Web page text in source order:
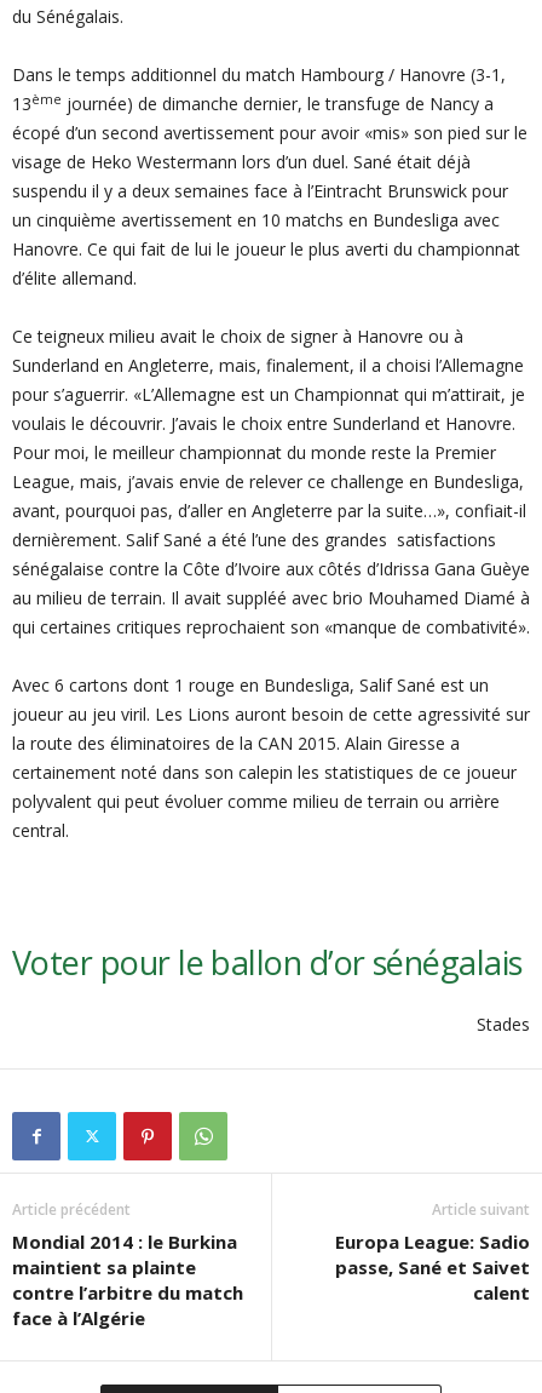
du Sénégalais.
Dans le temps additionnel du match Hambourg / Hanovre (3-1,
13ème journée) de dimanche dernier, le transfuge de Nancy a
écopé d’un second avertissement pour avoir «mis» son pied sur le
visage de Heko Westermann lors d’un duel. Sané était déjà
suspendu il y a deux semaines face à l’Eintracht Brunswick pour
un cinquième avertissement en 10 matchs en Bundesliga avec
Hanovre. Ce qui fait de lui le joueur le plus averti du championnat
d’élite allemand.
Ce teigneux milieu avait le choix de signer à Hanovre ou à
Sunderland en Angleterre, mais, finalement, il a choisi l’Allemagne
pour s’aguerrir. «L’Allemagne est un Championnat qui m’attirait, je
voulais le découvrir. J’avais le choix entre Sunderland et Hanovre.
Pour moi, le meilleur championnat du monde reste la Premier
League, mais, j’avais envie de relever ce challenge en Bundesliga,
avant, pourquoi pas, d’aller en Angleterre par la suite…», confiait-il
dernièrement. Salif Sané a été l’une des grandes satisfactions
sénégalaise contre la Côte d’Ivoire aux côtés d’Idrissa Gana Guèye
au milieu de terrain. Il avait suppléé avec brio Mouhamed Diamé à
qui certaines critiques reprochaient son «manque de combativité».
Avec 6 cartons dont 1 rouge en Bundesliga, Salif Sané est un
joueur au jeu viril. Les Lions auront besoin de cette agressivité sur
la route des éliminatoires de la CAN 2015. Alain Giresse a
certainement noté dans son calepin les statistiques de ce joueur
polyvalent qui peut évoluer comme milieu de terrain ou arrière
central.
Voter pour le ballon d’or sénégalais
Stades
Article précédent
Mondial 2014 : le Burkina
maintient sa plainte
contre l’arbitre du match
face à l’Algérie
Article suivant
Europa League: Sadio
passe, Sané et Saivet
calent